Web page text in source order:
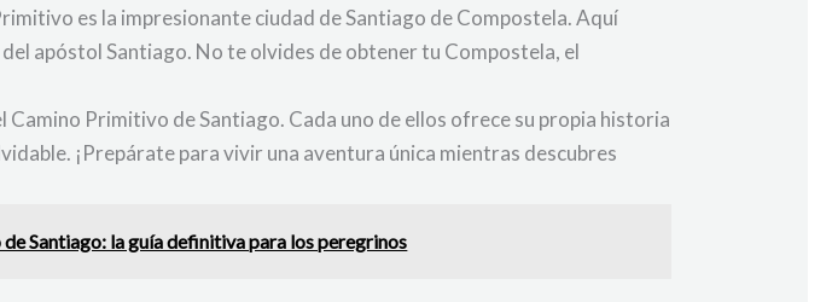
es la impresionante ciudad de Santiago de Compostela. Aquí
apóstol Santiago. No te olvides de obtener tu Compostela, el
Primitivo de Santiago. Cada uno de ellos ofrece su propia historia
¡Prepárate para vivir una aventura única mientras descubres
Santiago: la guía definitiva para los peregrinos